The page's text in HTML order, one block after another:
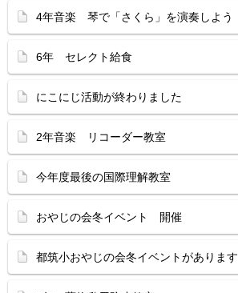
4年音楽 琴で「さくら」を演奏しよう
6年 セレクト給食
にこにじ活動が終わりました
2年音楽 リコーダー教室
今年度最後の国際理解教室
おやじの会冬イベント 開催
都筑小おやじの会冬イベントがあります